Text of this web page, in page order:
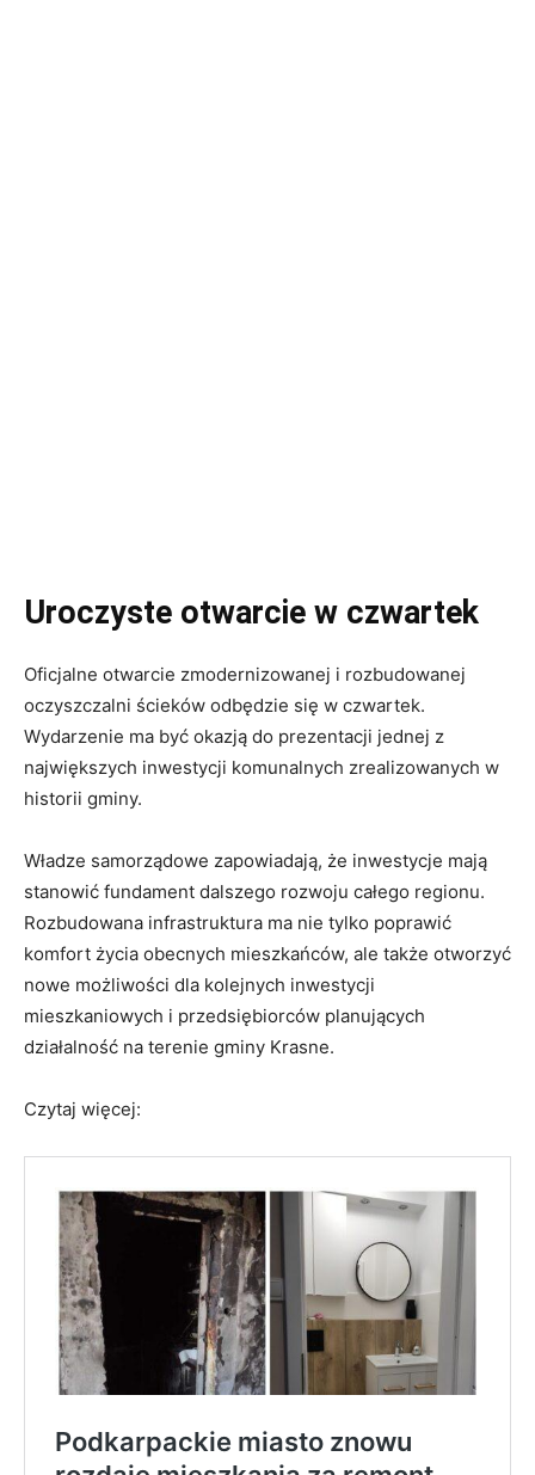
Uroczyste otwarcie w czwartek
Oficjalne otwarcie zmodernizowanej i rozbudowanej
oczyszczalni ścieków odbędzie się w czwartek.
Wydarzenie ma być okazją do prezentacji jednej z
największych inwestycji komunalnych zrealizowanych w
historii gminy.
Władze samorządowe zapowiadają, że inwestycje mają
stanowić fundament dalszego rozwoju całego regionu.
Rozbudowana infrastruktura ma nie tylko poprawić
komfort życia obecnych mieszkańców, ale także otworzyć
nowe możliwości dla kolejnych inwestycji
mieszkaniowych i przedsiębiorców planujących
działalność na terenie gminy Krasne.
Czytaj więcej: